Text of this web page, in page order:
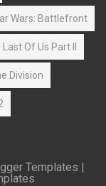
Wars: Battlefront
Of Us Part II
Division
Templates |